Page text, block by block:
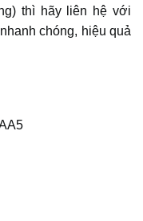
thì hãy liên hệ với
chóng, hiệu quả